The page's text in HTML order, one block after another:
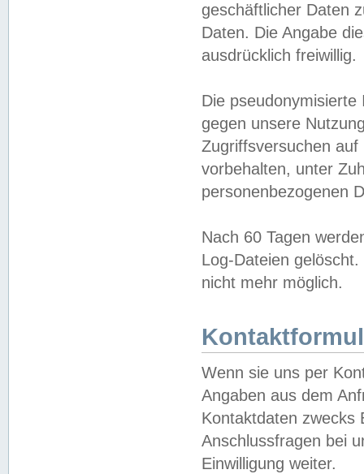
geschäftlicher Daten
Daten. Die Angabe
ausdrücklich freiwillig.
Die
gegen unsere
Zugriffsversuchen
vorbehalten, unter
personenbezogenen
Nach 60 Tagen
Log-Dateien
nicht mehr möglich.
Wenn sie uns per
Angaben aus dem
Kontaktdaten zwecks
Anschlussfragen bei
Einwilligung weiter.